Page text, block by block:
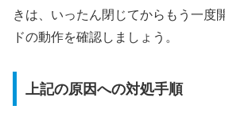
きは、いったん閉じてからもう一度
ドの動作を確認しましょう。
上記の原因への対処手順